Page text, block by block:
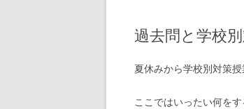
過去問と学校
夏休みから学校別対策
ここではいったい何を